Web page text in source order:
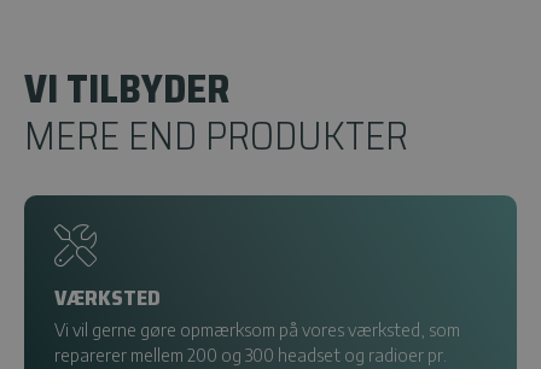
VI TILBYDER
MERE END PRODUKTER
VÆRKSTED
Vi vil gerne gøre opmærksom på vores værksted, som
reparerer mellem 200 og 300 headset og radioer pr.